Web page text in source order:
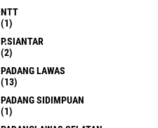
NTT
(1)
P.SIANTAR
(2)
PADANG LAWAS
(13)
PADANG SIDIMPUAN
(1)